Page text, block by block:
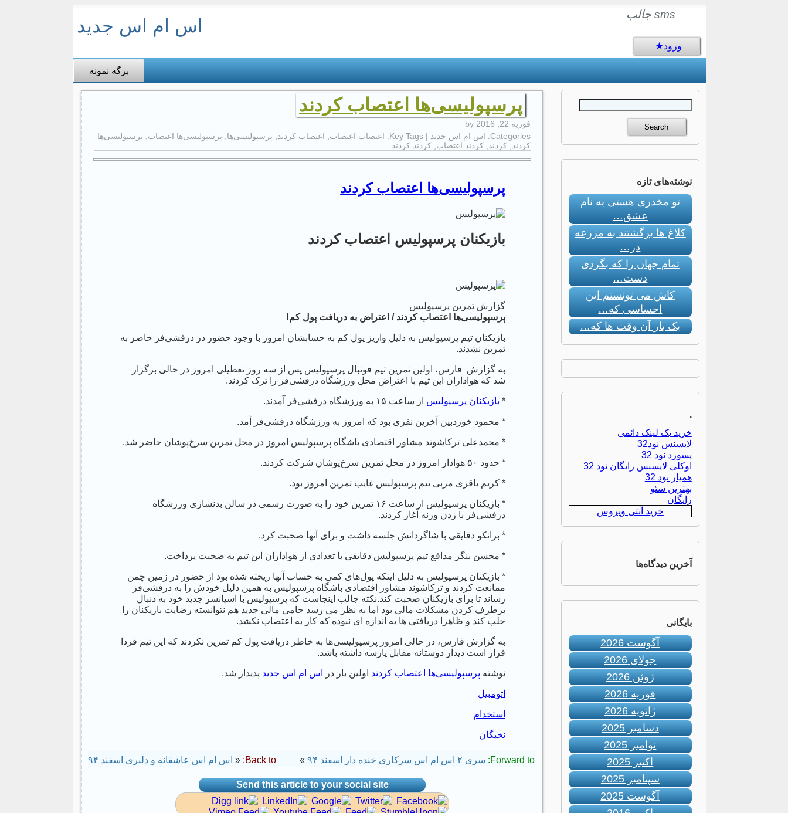
اس ام اس جدید
sms جالب
ورود
برگه نمونه
پرسپولیسی‌ها اعتصاب کردند
فوریه 22, 2016
Categories:
اس ام اس جدید | Key Tags: اعتصاب اعتصاب اعتصاب کردند پرسپولیسی‌ها پرسپولیسی‌ها اعتصاب
پرسپولیسی‌ها
کردند
کردند کردند اعتصاب کردند کردند
پرسپولیسی‌ها اعتصاب کردند
بازیکنان پرسپولیس اعتصاب کردند
گزارش تمرین پرسپولیس
پرسپولیسی‌ها اعتصاب کردند / اعتراض به دریافت پول کم!
بازیکنان تیم پرسپولیس به دلیل واریز پول کم به حسابشان امروز با وجود حضور در درفشی‌فر حاضر به
تمرین نشدند.
به گزارش فارس، اولین تمرین تیم فوتبال پرسپولیس پس از سه روز تعطیلی امروز در حالی برگزار
شد که هواداران این تیم با اعتراض محل ورزشگاه درفشی‌‌فر را ترک کردند.
* بازیکنان پرسپولیس از ساعت ۱۵ به ورزشگاه درفشی‌فر آمدند.
* محمود خوردبین آخرین نفری بود که امروز به ورزشگاه درفشی‌فر آمد.
* محمدعلی ترکاشوند مشاور اقتصادی باشگاه پرسپولیس امروز در محل تمرین سرخ‌پوشان حاضر شد.
* حدود ۵۰ هوادار امروز در محل تمرین سرخ‌پوشان شرکت کردند.
* کریم باقری مربی تیم پرسپولیس غایب تمرین امروز بود.
* بازیکنان پرسپولیس از ساعت ۱۶ تمرین خود را به صورت رسمی در سالن بدنسازی ورزشگاه
درفشی‌فر با زدن وزنه آغاز کردند.
* برانکو دقایقی با شاگردانش جلسه داشت و برای آنها صحبت کرد.
* محسن بنگر مدافع تیم پرسپولیس دقایقی با تعدادی از هواداران این تیم به صحبت پرداخت.
* بازیکنان پرسپولیس به دلیل اینکه پول‌های کمی به حساب آنها ریخته شده بود از حضور در زمین چمن
ممانعت کردند و ترکاشوند مشاور اقتصادی باشگاه پرسپولیس به همین دلیل خودش را به درفشی‌فر
رساند تا برای بازیکنان صحبت کند.نکته جالب اینجاست که پرسپولیس با اسپانسر جدید خود به دنبال
برطرف کردن مشکلات مالی بود اما به نظر می رسد حامی مالی جدید هم نتوانسته رضایت بازیکنان را
جلب کند و ظاهرا دریافتی ها به اندازه ای نبوده که کار به اعتصاب نکشد.
به گزارش فارس، در حالی امروز پرسپولیسی‌ها به خاطر دریافت پول کم تمرین نکردند که این تیم فردا
قرار است دیدار دوستانه مقابل پارسه داشته باشد.
نوشته پرسپولیسی‌ها اعتصاب کردند اولین بار در اس ام اس جدید پدیدار شد.
اتومبیل
استخدام
نخبگان
Back to:
« اس ام اس عاشقانه و دلبری اسفند ۹۴ Forward to: سری ۲ اس ام اس سرکاری خنده دار اسفند ۹۴ »
Send this article to your social site
نوشته‌های تازه
تو مخدری هستی به نام
عشق…
کلاغ ها برگشتند به مزرعه
در…
تمام جهان را که بگردی
دست…
کاش می تونستم این
احساسی که…
یک بار آن وقت ها که…
.
خرید بک لینک دائمی
لایسنس نود32
پسورد نود 32
اوکلی لایسنس رایگان نود 32
همیار نود 32
بهترین سئو
رایگان
خرید آنتی ویروس
آخرین دیدگاه‌ها
بایگانی
آگوست 2026
جولای 2026
ژوئن 2026
فوریه 2026
ژانویه 2026
دسامبر 2025
نوامبر 2025
اکتبر 2025
سپتامبر 2025
آگوست 2025